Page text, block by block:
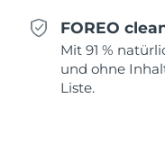
FOREO
Mit 91 %
und ohne
Liste.
Spanien
Schweden